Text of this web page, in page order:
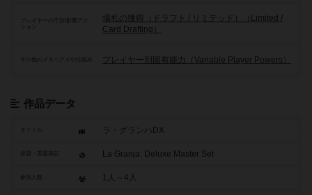
プレイヤーの干渉/影響アク
場札の獲得（ドラフト / リミテッド）（Limited /
Card Drafting）
その他のメカニクスや仕組み プレイヤー別固有能力（Variable Player Powers）
作品データ
タイトル ラ・グランハDX
原題・英題表記 La Granja: Deluxe Master Set
参加人数 1人～4人